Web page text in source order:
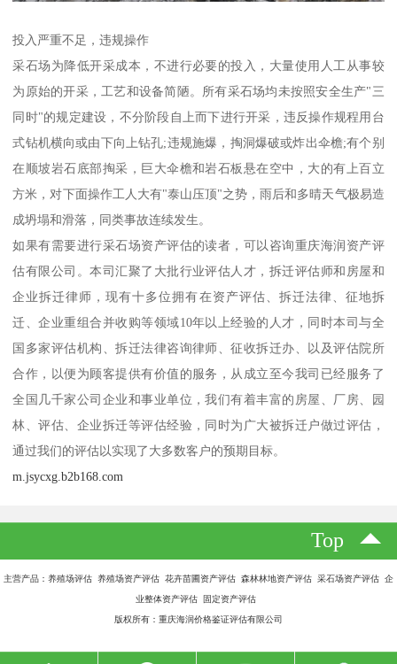
投入严重不足，违规操作
采石场为降低开采成本，不进行必要的投入，大量使用人工从事较
为原始的开采，工艺和设备简陋。所有采石场均未按照安全生产"三
同时"的规定建设，不分阶段自上而下进行开采，违反操作规程用台
式钻机横向或由下向上钻孔;违规施爆，掏洞爆破或炸出伞檐;有个别
在顺坡岩石底部掏采，巨大伞檐和岩石板悬在空中，大的有上百立
方米，对下面操作工人大有"泰山压顶"之势，雨后和多晴天气极易造
成坍塌和滑落，同类事故连续发生。
如果有需要进行采石场资产评估的读者，可以咨询重庆海润资产评
估有限公司。本司汇聚了大批行业评估人才，拆迁评估师和房屋和
企业拆迁律师，现有十多位拥有在资产评估、拆迁法律、征地拆
迁、企业重组合并收购等领域10年以上经验的人才，同时本司与全
国多家评估机构、拆迁法律咨询律师、征收拆迁办、以及评估院所
合作，以便为顾客提供有价值的服务，从成立至今我司已经服务了
全国几千家公司企业和事业单位，我们有着丰富的房屋、厂房、园
林、评估、企业拆迁等评估经验，同时为广大被拆迁户做过评估，
通过我们的评估以实现了大多数客户的预期目标。
m.jsycxg.b2b168.com
Top
主营产品：养殖场评估 养殖场资产评估 花卉苗圃资产评估 森林林地资产评估 采石场资产评估 企
业整体资产评估 固定资产评估
版权所有：重庆海润价格鉴证评估有限公司